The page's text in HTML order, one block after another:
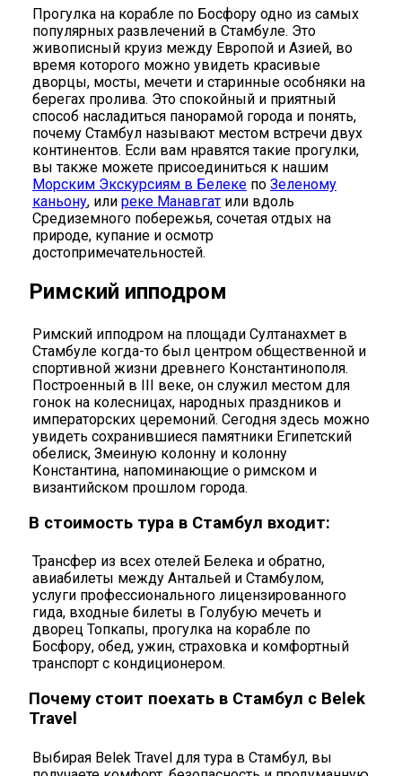
Прогулка на корабле по Босфору одно из самых
популярных развлечений в Стамбуле. Это
живописный круиз между Европой и Азией, во
время которого можно увидеть красивые
дворцы, мосты, мечети и старинные особняки на
берегах пролива. Это спокойный и приятный
способ насладиться панорамой города и понять,
почему Стамбул называют местом встречи двух
континентов. Если вам нравятся такие прогулки,
вы также можете присоединиться к нашим
Морским Экскурсиям в Белеке по Зеленому
каньону, или реке Манавгат или вдоль
Средиземного побережья, сочетая отдых на
природе, купание и осмотр
достопримечательностей.
Римский ипподром
Римский ипподром на площади Султанахмет в
Стамбуле когда-то был центром общественной и
спортивной жизни древнего Константинополя.
Построенный в III веке, он служил местом для
гонок на колесницах, народных праздников и
императорских церемоний. Сегодня здесь можно
увидеть сохранившиеся памятники Египетский
обелиск, Змеиную колонну и колонну
Константина, напоминающие о римском и
византийском прошлом города.
В стоимость тура в Стамбул входит:
Трансфер из всех отелей Белека и обратно,
авиабилеты между Антальей и Стамбулом,
услуги профессионального лицензированного
гида, входные билеты в Голубую мечеть и
дворец Топкапы, прогулка на корабле по
Босфору, обед, ужин, страховка и комфортный
транспорт с кондиционером.
Почему стоит поехать в Стамбул с Belek
Travel
Выбирая Belek Travel для тура в Стамбул, вы